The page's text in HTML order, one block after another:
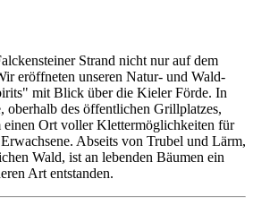
Strand nicht nur auf dem
eröffneten unseren Natur- und Wald-
mit Blick über die Kieler Förde. In
oberhalb des öffentlichen Grillplatzes,
einen Ort voller Klettermöglichkeiten für
Abseits von Trubel und Lärm,
Wald, ist an lebenden Bäumen ein
Art entstanden.